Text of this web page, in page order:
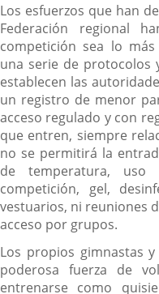
Los esfuerzos que han
Federación regional
competición sea lo
una serie de protocolos
establecen las
un registro de menor
acceso regulado y con
que entren, siempre
no se permitirá la
de temperatura,
competición, gel,
vestuarios, ni reuniones
acceso por grupos.
Los propios gimnastas
poderosa fuerza de
entrenarse como